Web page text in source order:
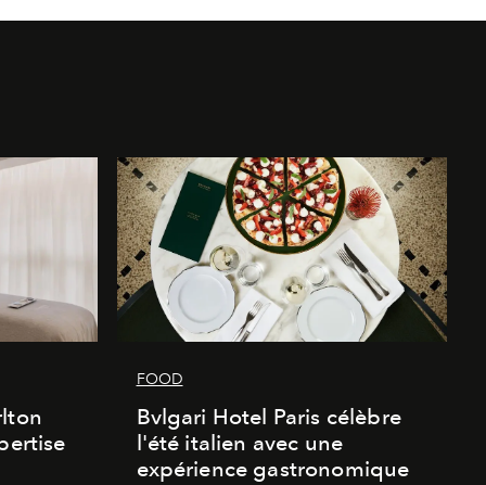
FOOD
Bvlgari Hotel Paris célèbre
l'été italien avec une
expérience gastronomique